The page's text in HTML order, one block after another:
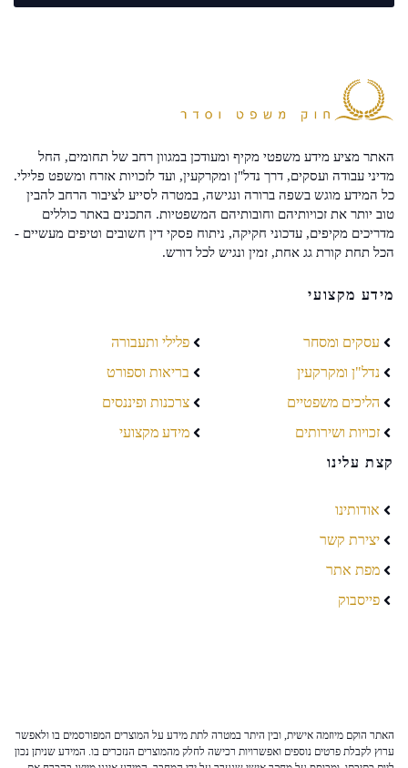
האתר מציע מידע משפטי מקיף ומעודכן במגוון רחב של תחומים, החל
מדיני עבודה ועסקים, דרך נדל"ן ומקרקעין, ועד לזכויות אזרח ומשפט פלילי.
כל המידע מוגש בשפה ברורה ונגישה, במטרה לסייע לציבור הרחב להבין
טוב יותר את זכויותיהם וחובותיהם המשפטיות. התכנים באתר כוללים
מדריכים מקיפים, עדכוני חקיקה, ניתוח פסקי דין חשובים וטיפים מעשיים -
הכל תחת קורת גג אחת, זמין ונגיש לכל דורש.
מידע מקצועי
עסקים ומסחר
נדל"ן ומקרקעין
הליכים משפטיים
זכויות ושירותים
פלילי ותעבורה
בריאות וספורט
צרכנות ופיננסים
מידע מקצועי
קצת עלינו
אודותינו
יצירת קשר
מפת אתר
פייסבוק
האתר הוקם מיוזמה אישית, ובין היתר במטרה לתת מידע על המוצרים המפורסמים בו ולאפשר
ערוץ לקבלת פרטים נוספים ואפשרויות רכישה לחלק מהמוצרים הנזכרים בו. המידע שניתן נכון